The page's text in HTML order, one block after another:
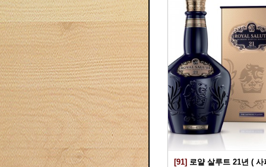
[91] 로얄 살루트 21년 ( 사